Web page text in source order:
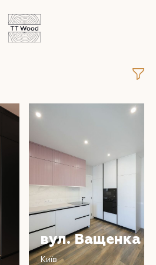
вул. Ващенка
Київ